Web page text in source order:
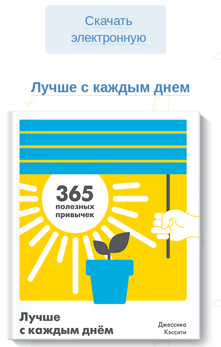
Скачать
электронную
Лучше с каждым днем